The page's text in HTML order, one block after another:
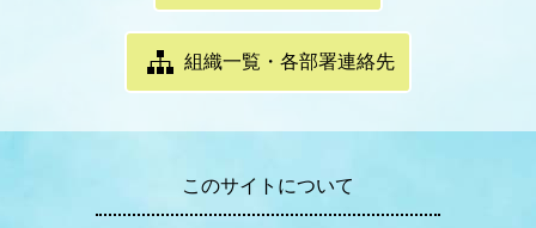
組織一覧・各部署連絡先
このサイトについて